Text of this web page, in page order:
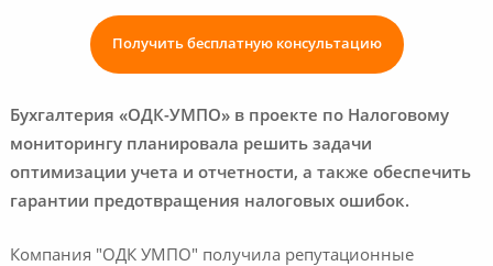
Получить бесплатную консультацию
Бухгалтерия «ОДК-УМПО» в проекте по Налоговому
мониторингу планировала решить задачи
оптимизации учета и отчетности, а также обеспечить
гарантии предотвращения налоговых ошибок.
Компания "ОДК УМПО" получила репутационные